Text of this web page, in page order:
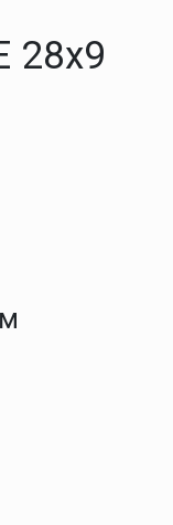
28х9